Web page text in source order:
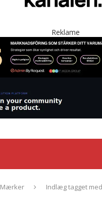
Reklame
Mærker Indlæg tagget